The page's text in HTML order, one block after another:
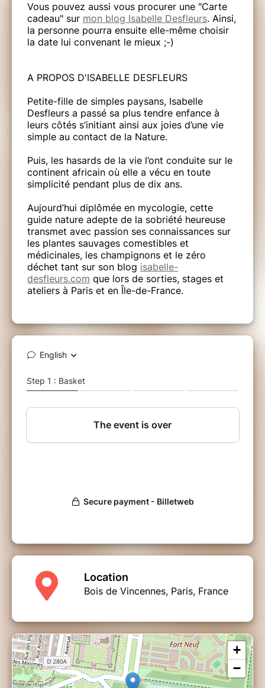
Vous pouvez aussi vous procurer une "Carte
cadeau" sur mon blog Isabelle Desfleurs. Ainsi,
la personne pourra ensuite elle-même choisir
la date lui convenant le mieux ;-)
A PROPOS D'ISABELLE DESFLEURS
Petite-fille de simples paysans, Isabelle
Desfleurs a passé sa plus tendre enfance à
leurs côtés s’initiant ainsi aux joies d’une vie
simple au contact de la Nature.
Puis, les hasards de la vie l’ont conduite sur le
continent africain où elle a vécu en toute
simplicité pendant plus de dix ans.
Aujourd’hui diplômée en mycologie, cette
guide nature adepte de la sobriété heureuse
transmet avec passion ses connaissances sur
les plantes sauvages comestibles et
médicinales, les champignons et le zéro
déchet tant sur son blog isabelle-
desfleurs.com que lors de sorties, stages et
ateliers à Paris et en Île-de-France.
Location
Bois de Vincennes, Paris, France
+
−